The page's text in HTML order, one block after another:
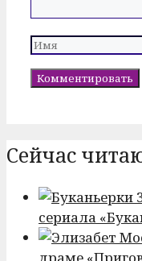
Имя
Сейчас
сериала